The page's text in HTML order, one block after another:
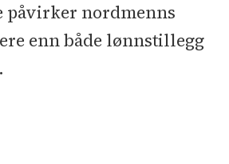
påvirker nordmenns
enn både lønnstillegg